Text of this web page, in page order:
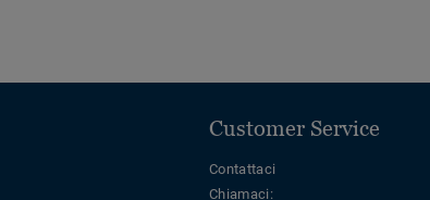
Customer Service
Contattaci
Chiamaci: